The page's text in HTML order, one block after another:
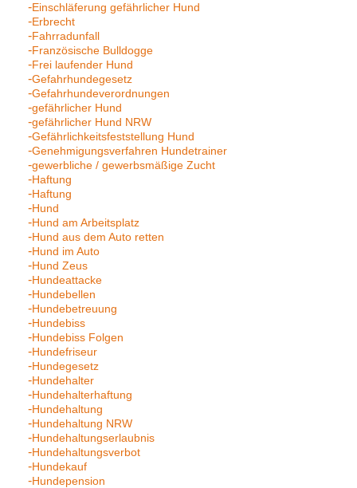
Einschläferung gefährlicher Hund
Erbrecht
Fahrradunfall
Französische Bulldogge
Frei laufender Hund
Gefahrhundegesetz
Gefahrhundeverordnungen
gefährlicher Hund
gefährlicher Hund NRW
Gefährlichkeitsfeststellung Hund
Genehmigungsverfahren Hundetrainer
gewerbliche / gewerbsmäßige Zucht
Haftung
Haftung
Hund
Hund am Arbeitsplatz
Hund aus dem Auto retten
Hund im Auto
Hund Zeus
Hundeattacke
Hundebellen
Hundebetreuung
Hundebiss
Hundebiss Folgen
Hundefriseur
Hundegesetz
Hundehalter
Hundehalterhaftung
Hundehaltung
Hundehaltung NRW
Hundehaltungserlaubnis
Hundehaltungsverbot
Hundekauf
Hundepension